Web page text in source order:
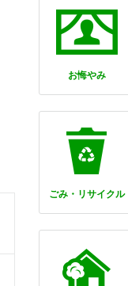
お悔やみ
ごみ・リサイクル